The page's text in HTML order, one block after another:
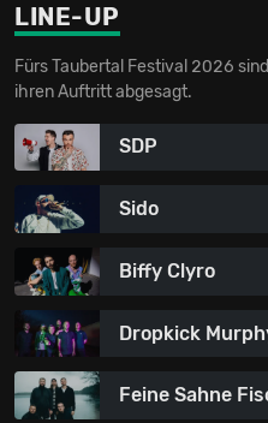
LINE-UP
Fürs Taubertal Festival 2026
ihren Auftritt abgesagt.
SDP
Sido
Biffy Clyro
Dropkick
Feine Sahne